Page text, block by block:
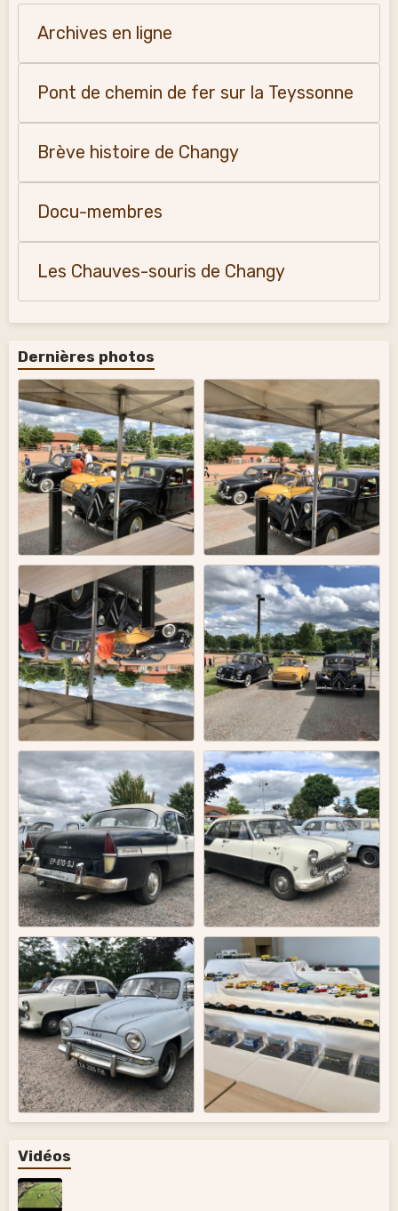
Archives en ligne
Pont de chemin de fer sur la Teyssonne
Brève histoire de Changy
Docu-membres
Les Chauves-souris de Changy
Dernières photos
Vidéos